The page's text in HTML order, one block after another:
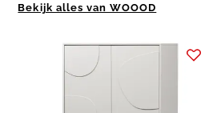
Bekijk alles van WOOOD